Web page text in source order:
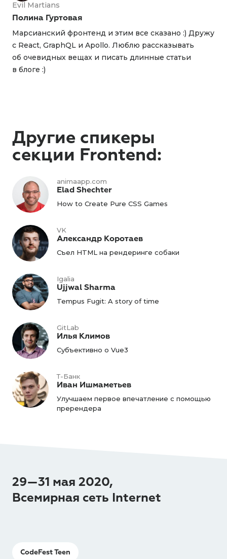
Evil Martians
Полина Гуртовая
Марсианский фронтенд и этим все сказано :) Дружу
с React, GraphQL и Apollo. Люблю рассказывать
об очевидных вещах и писать длинные статьи
в блоге :)
Другие спикеры
секции Frontend:
animaapp.com
Elad Shechter
How to Create Pure CSS Games
VK
Александр Коротаев
Съел HTML на рендеринге собаки
Igalia
Ujjwal Sharma
Tempus Fugit: A story of time
GitLab
Илья Климов
Субъективно о Vue3
Т-Банк
Иван Ишмаметьев
Улучшаем первое впечатление с помощью
пререндера
29—31 мая 2020,
Всемирная сеть Internet
CodeFest Teen